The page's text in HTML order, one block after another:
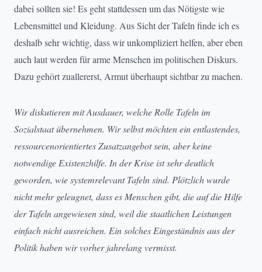
dabei sollten sie! Es geht stattdessen um das Nötigste wie
Lebensmittel und Kleidung. Aus Sicht der Tafeln finde ich es
deshalb sehr wichtig, dass wir unkompliziert helfen, aber eben
auch laut werden für arme Menschen im politischen Diskurs.
Dazu gehört zuallererst, Armut überhaupt sichtbar zu machen.
Wir diskutieren mit Ausdauer, welche Rolle Tafeln im
Sozialstaat übernehmen. Wir selbst möchten ein entlastendes,
ressourcenorientiertes Zusatzangebot sein, aber keine
notwendige Existenzhilfe. In der Krise ist sehr deutlich
geworden, wie systemrelevant Tafeln sind. Plötzlich wurde
nicht mehr geleugnet, dass es Menschen gibt, die auf die Hilfe
der Tafeln angewiesen sind, weil die staatlichen Leistungen
einfach nicht ausreichen. Ein solches Eingeständnis aus der
Politik haben wir vorher jahrelang vermisst.